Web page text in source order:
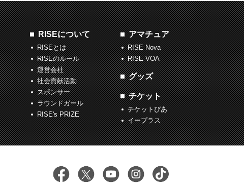
RISEについて
RISEとは
RISEのルール
運営会社
社会貢献活動
スポンサー
ラウンドガール
RISE's PRIZE
アマチュア
RISE Nova
RISE VOA
グッズ
チケット
チケットぴあ
イープラス